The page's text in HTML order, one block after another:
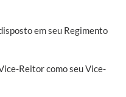
em seu Regimento
Reitor como seu Vice-